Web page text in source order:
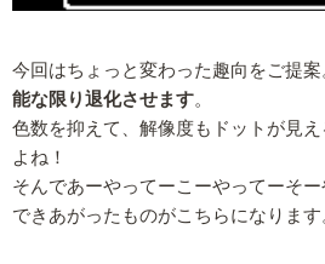
今回はちょっと変わった趣向をご提
能な限り退化させます。
色数を抑えて、解像度もドットが見
よね！
そんであーやってーこーやってーそ
できあがったものがこちらになります